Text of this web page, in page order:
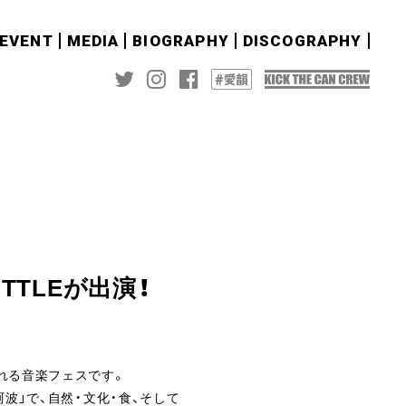
MEDIA BIOGRAPHY DISCOGRAPHY
が出演！
音楽フェスです。
で、自然・文化・食、そして